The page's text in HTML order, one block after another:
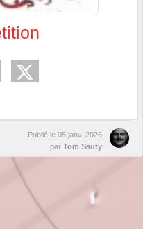
Publié le 05 janv. 2026
par Tom Sauty